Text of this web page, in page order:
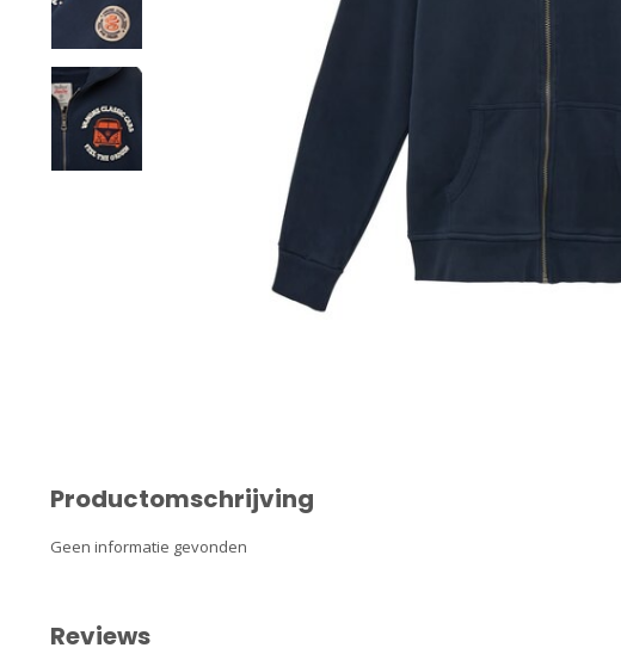
Productomschrijving
Geen informatie gevonden
Reviews